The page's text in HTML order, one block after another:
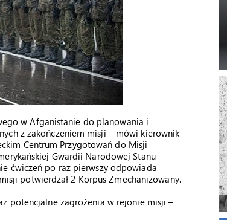
w Afganistanie do planowania i
z zakończeniem misji – mówi kierownik
Centrum Przygotowań do Misji
Gwardii Narodowej Stanu
ćwiczeń po raz pierwszy odpowiada
potwierdzał 2 Korpus Zmechanizowany.
potencjalne zagrożenia w rejonie misji –